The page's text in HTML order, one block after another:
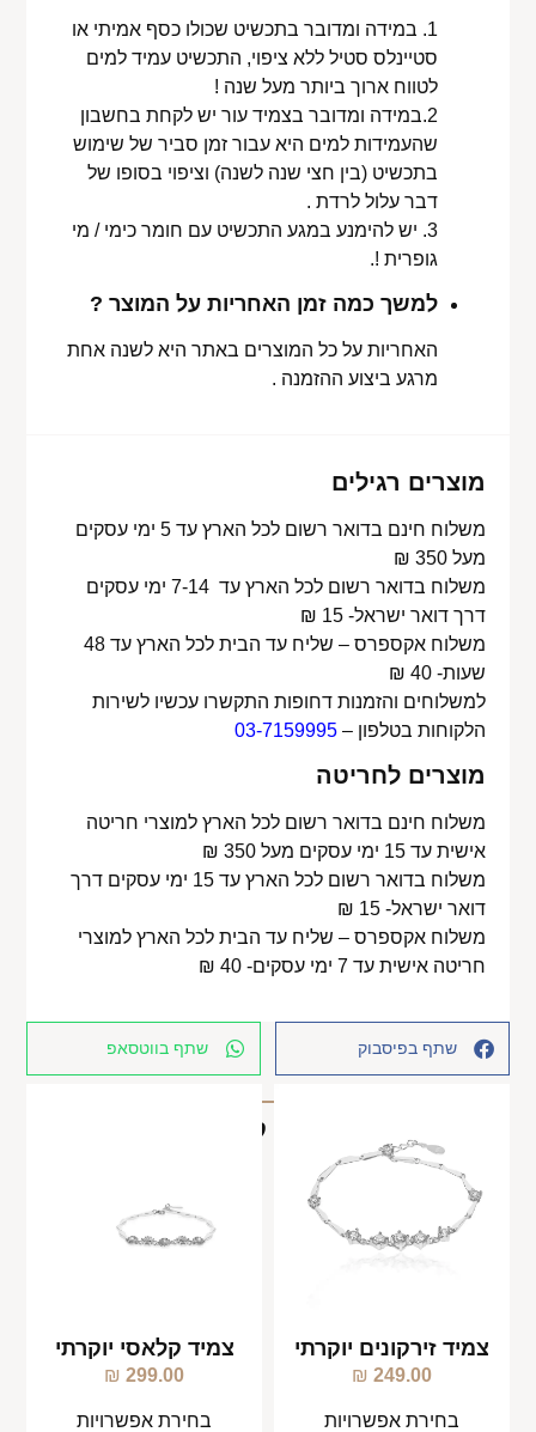
1. במידה ומדובר בתכשיט שכולו כסף אמיתי או
סטיינלס סטיל ללא ציפוי, התכשיט עמיד למים
לטווח ארוך ביותר מעל שנה !
2.במידה ומדובר בצמיד עור יש לקחת בחשבון
שהעמידות למים היא עבור זמן סביר של שימוש
בתכשיט (בין חצי שנה לשנה) וציפוי בסופו של
דבר עלול לרדת .
3. יש להימנע במגע התכשיט עם חומר כימי / מי
גופרית !.
למשך כמה זמן האחריות על המוצר ?
האחריות על כל המוצרים באתר היא לשנה אחת
מרגע ביצוע ההזמנה .
מוצרים רגילים
משלוח חינם בדואר רשום לכל הארץ עד 5 ימי עסקים
מעל 350 ₪
משלוח בדואר רשום לכל הארץ עד 7-14 ימי עסקים
דרך דואר ישראל- 15 ₪
משלוח אקספרס – שליח עד הבית לכל הארץ עד 48
שעות- 40 ₪
למשלוחים והזמנות דחופות התקשרו עכשיו לשירות
הלקוחות בטלפון –03-7159995
מוצרים לחריטה
משלוח חינם בדואר רשום לכל הארץ למוצרי חריטה
אישית עד 15 ימי עסקים מעל 350 ₪
משלוח בדואר רשום לכל הארץ עד 15 ימי עסקים דרך
דואר ישראל- 15 ₪
משלוח אקספרס – שליח עד הבית לכל הארץ למוצרי
חריטה אישית עד 7 ימי עסקים- 40 ₪
שתף בפיסבוק שתף בווטסאפ
מוצרים קשורים
צמיד זירקונים יוקרתי
249.00
₪
בחירת אפשרויות
צמיד קלאסי יוקרתי
299.00
₪
בחירת אפשרויות